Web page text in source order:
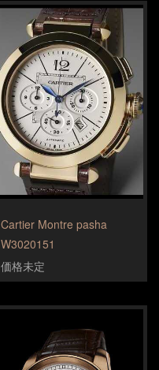
Cartier Montre pasha
W3020151
価格未定